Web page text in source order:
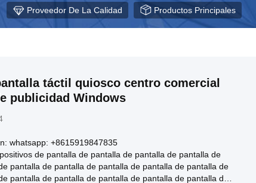
Proveedor De La Calidad Productos Principales
táctil quiosco centro comercial
publicidad Windows
whatsapp: +8615919847835
de pantalla de pantalla de pantalla de pantalla de
pantalla de pantalla de pantalla de pantalla de pantalla de
pantalla de pantalla de pantalla de pantalla de pantalla de